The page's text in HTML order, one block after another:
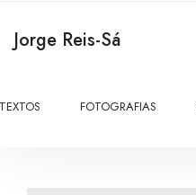
Jorge Reis-Sá
TEXTOS FOTOGRAFIAS